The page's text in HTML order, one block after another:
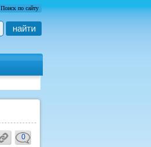
Поиск по сайту
найти
0